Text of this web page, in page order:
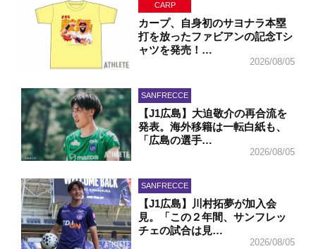
CARP
カープ、自身初のサヨナラ本塁
打を放ったファビアンの記念Tシ
ャツを発売！…
2026/08/05
SANFRECCE
【J1広島】大迫敬介の再合流を
発表。海外移籍は一転白紙も、
「広島の選手…
2026/08/05
SANFRECCE
【J1広島】川村拓夢が加入会
見。「この２年間、サンフレッ
チェの試合は見…
2026/08/05